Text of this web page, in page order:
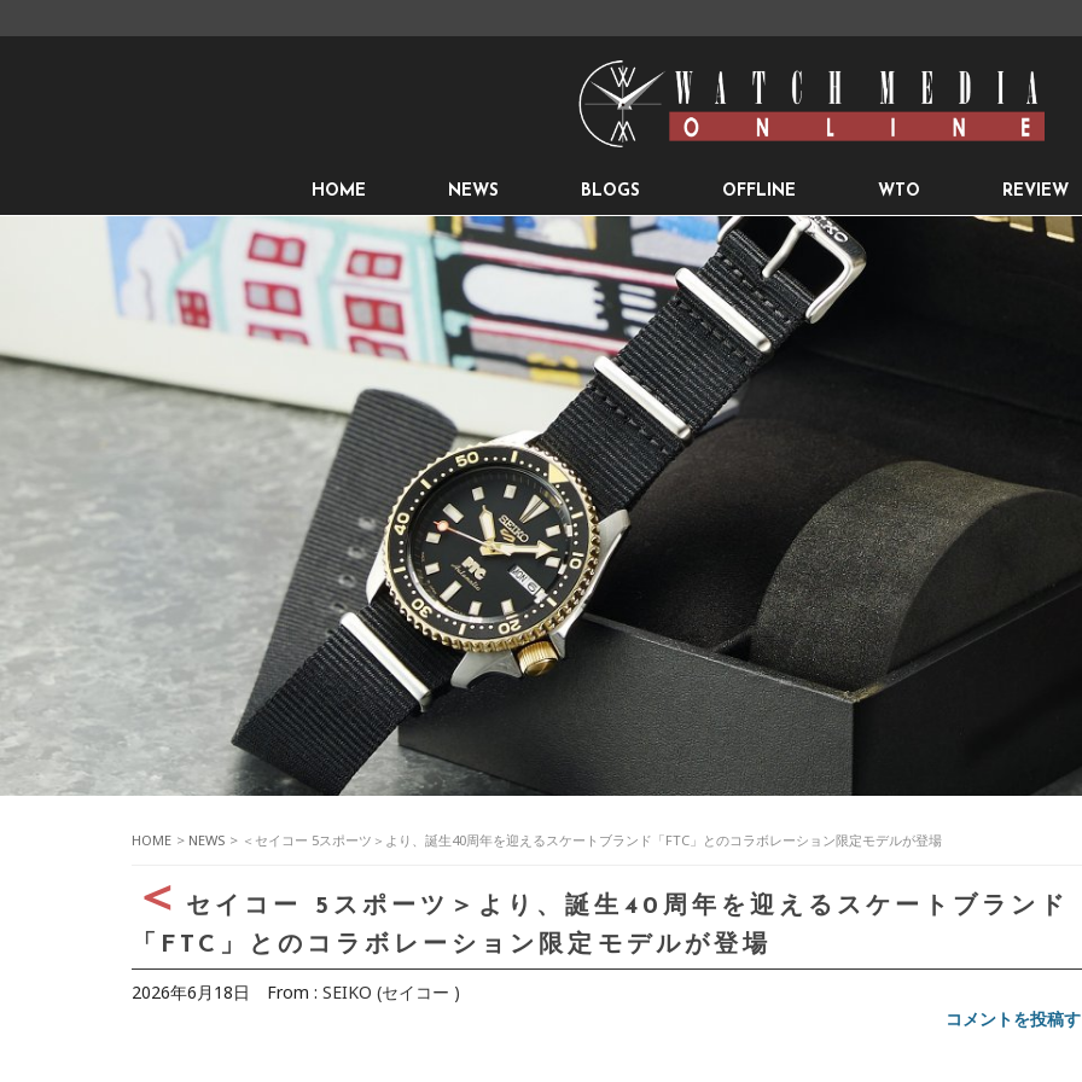
HOME NEWS BLOGS OFFLINE WTO REVIEW
HOME > NEWS > ＜セイコー 5スポーツ＞より、誕生40周年を迎えるスケートブランド「FTC」とのコラボレーション限定モデルが登場
＜
セイコー 5スポーツ＞より、誕生40周年を迎えるスケートブランド
「FTC」とのコラボレーション限定モデルが登場
2026年6月18日 From : SEIKO (セイコー )
コメントを投稿